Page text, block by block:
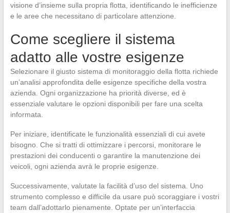
visione d’insieme sulla propria flotta, identificando le inefficienze
e le aree che necessitano di particolare attenzione.
Come scegliere il sistema
adatto alle vostre esigenze
Selezionare il giusto sistema di monitoraggio della flotta richiede
un’analisi approfondita delle esigenze specifiche della vostra
azienda. Ogni organizzazione ha priorità diverse, ed è
essenziale valutare le opzioni disponibili per fare una scelta
informata.
Per iniziare, identificate le funzionalità essenziali di cui avete
bisogno. Che si tratti di ottimizzare i percorsi, monitorare le
prestazioni dei conducenti o garantire la manutenzione dei
veicoli, ogni azienda avrà le proprie esigenze.
Successivamente, valutate la facilità d’uso del sistema. Uno
strumento complesso e difficile da usare può scoraggiare i vostri
team dall’adottarlo pienamente. Optate per un’interfaccia